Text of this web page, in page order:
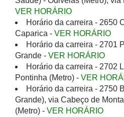
VER HORÁRIO
Horário da carreira - 2650
Caparica - VER HORÁRIO
Horário da carreira - 2701
Grande - VER HORÁRIO
Horário da carreira - 2702
Pontinha (Metro) - VER
Horário da carreira - 2750
Grande), via Cabeço de
(Metro) - VER HORÁRIO